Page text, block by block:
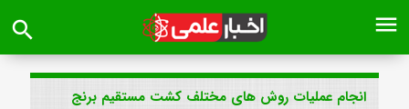
menu
search
انجام عملیات روش های مختلف کشت مستقیم برنج